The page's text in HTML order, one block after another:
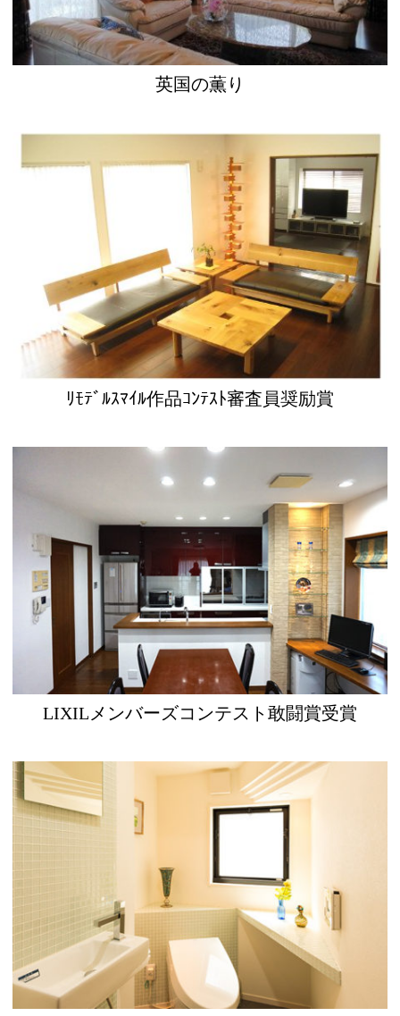
英国の薫り
ﾘﾓﾃﾞﾙｽﾏｲﾙ作品ｺﾝﾃｽﾄ審査員奨励賞
LIXILメンバーズコンテスト敢闘賞受賞